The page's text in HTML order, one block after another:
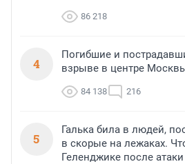
86 218
4
Погибшие и
взрыве в центре
84 138 216
5
Галька била в людей,
в скорые на лежаках.
Геленджике после